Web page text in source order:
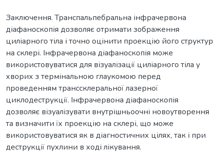
Заключення. Транспальпебральна інфрачервона
діафаноскопія дозволяє отримати зображення
циліарного тіла і точно оцінити проекцію його структур
на склері. Інфрачервона діафаноскопія може
використовуватися для візуалізації циліарного тіла у
хворих з термінальною глаукомою перед
проведенням транссклеральної лазерної
циклодеструкції. Інфрачервона діафаноскопія
дозволяє візуалізувати внутрішньоочні новоутворення
та визначити їх проекцію на склері, що може
використовуватися як в діагностичних цілях, так і при
деструкції пухлини в ході лікування.